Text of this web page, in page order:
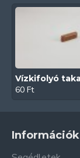
60 Ft
Információk